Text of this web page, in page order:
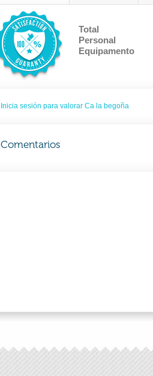
Total
Personal
Equipamento
Inicia sesión para valorar Ca la begoña
Comentarios